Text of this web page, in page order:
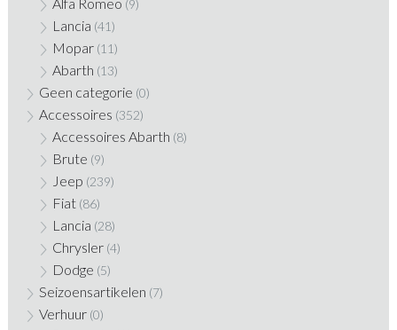
Alfa Romeo (9)
Lancia (41)
Mopar (11)
Abarth (13)
Geen categorie (0)
Accessoires (352)
Accessoires Abarth (8)
Brute (9)
Jeep (239)
Fiat (86)
Lancia (28)
Chrysler (4)
Dodge (5)
Seizoensartikelen (7)
Verhuur (0)